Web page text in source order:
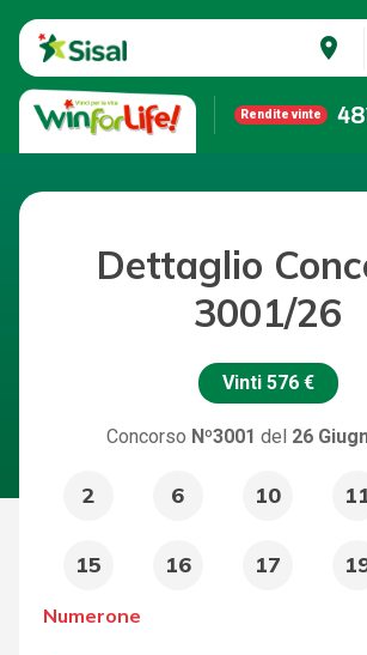
place
Rendite vinte
Dettaglio
3001/26
Vinti 576 €
Concorso Nº3001 del 26
2 6 10
15 16 17
Numerone